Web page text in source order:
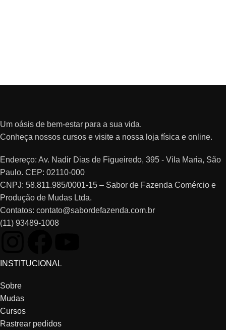
Um oásis de bem-estar para a sua vida.
Conheça nossos cursos e visite a nossa loja física e online.
Endereço: Av. Nadir Dias de Figueiredo, 395 - Vila Maria, São
Paulo. CEP: 02110-000
CNPJ: 58.811.985/0001-15 – Sabor de Fazenda Comércio e
Produção de Mudas Ltda.
Contatos: contato@sabordefazenda.com.br
(11) 93489-1008
INSTITUCIONAL
Sobre
Mudas
Cursos
Rastrear pedidos